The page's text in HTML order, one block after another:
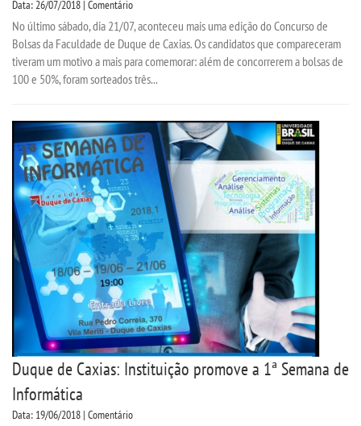
Data: 26/07/2018 | Comentário
No último sábado, dia 21/07, aconteceu mais uma edição do Concurso de
Bolsas da Faculdade de Duque de Caxias. Os candidatos que compareceram
tiveram um motivo a mais para comemorar: além de concorrerem a bolsas de
100 e 50%, foram sorteados três...
Duque de Caxias: Instituição promove a 1ª Semana de
Informática
Data: 19/06/2018 | Comentário